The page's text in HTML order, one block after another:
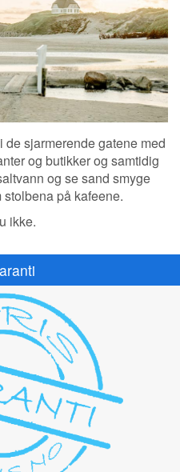
de sjarmerende gatene med
og butikker og samtidig
og se sand smyge
på kafeene.
ikke.